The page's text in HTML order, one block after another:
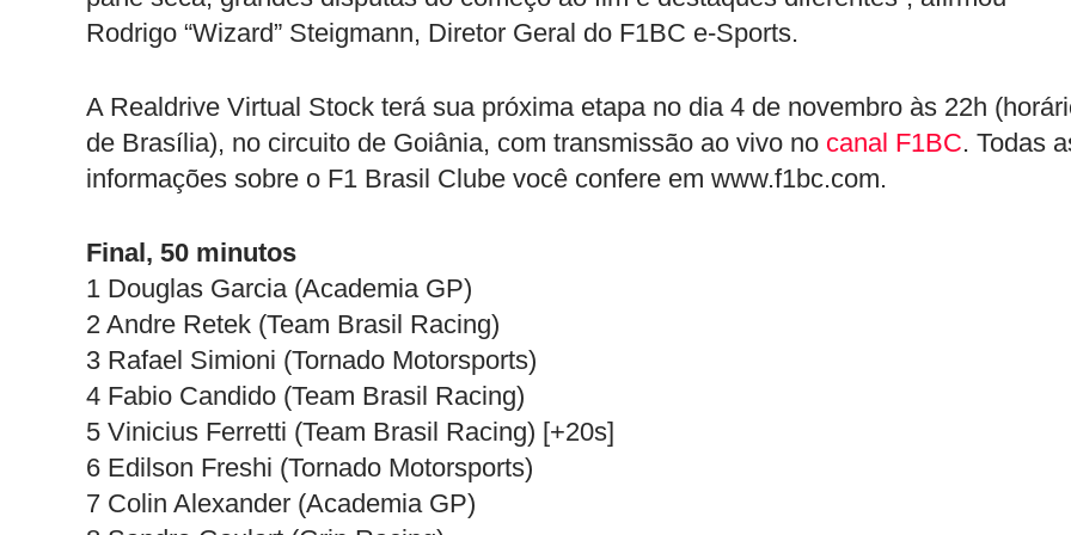
Rodrigo “Wizard” Steigmann, Diretor Geral do F1BC e-Sports.
A Realdrive Virtual Stock terá sua próxima etapa no dia 4 de novembro às 22h
de Brasília), no circuito de Goiânia, com transmissão ao vivo no canal F1BC. Todas
informações sobre o F1 Brasil Clube você confere em www.f1bc.com.
Final, 50 minutos
1 Douglas Garcia (Academia GP)
2 Andre Retek (Team Brasil Racing)
3 Rafael Simioni (Tornado Motorsports)
4 Fabio Candido (Team Brasil Racing)
5 Vinicius Ferretti (Team Brasil Racing) [+20s]
6 Edilson Freshi (Tornado Motorsports)
7 Colin Alexander (Academia GP)